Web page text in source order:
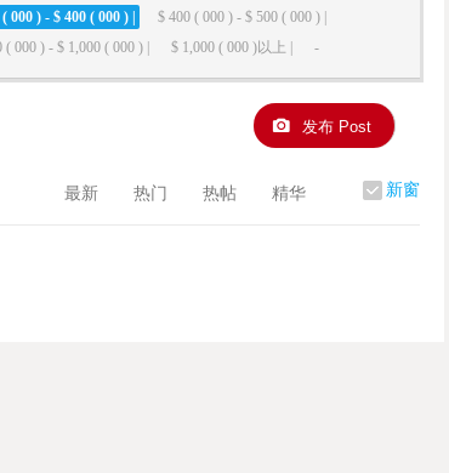
000 ) - $ 400 ( 000 ) |
$ 400 ( 000 ) - $ 500 ( 000 ) |
( 000 ) - $ 1,000 ( 000 ) | $ 1,000 ( 000 )以上 | -
发布 Post
新窗
最新 热门 热帖 精华